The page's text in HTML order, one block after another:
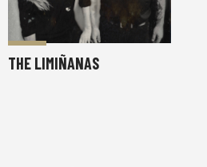
THE LIMIÑANAS